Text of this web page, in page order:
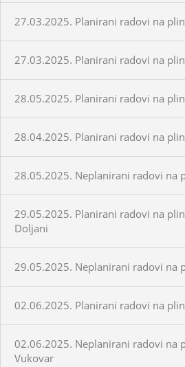
27.03.2025. Planirani radovi na
27.03.2025. Planirani radovi na
28.05.2025. Planirani radovi na
28.04.2025. Planirani radovi na
28.05.2025. Neplanirani radovi na
29.05.2025. Planirani radovi na
Doljani
29.05.2025. Neplanirani radovi na
02.06.2025. Planirani radovi na
02.06.2025. Neplanirani radovi na
Vukovar